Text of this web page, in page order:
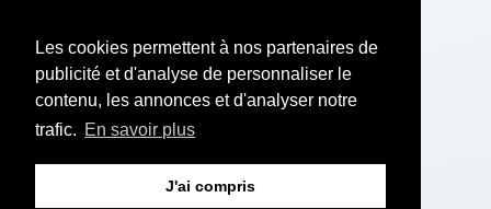
Les cookies permettent à nos partenaires de
publicité et d'analyse de personnaliser le
contenu, les annonces et d'analyser notre
trafic. En savoir plus
J'ai compris